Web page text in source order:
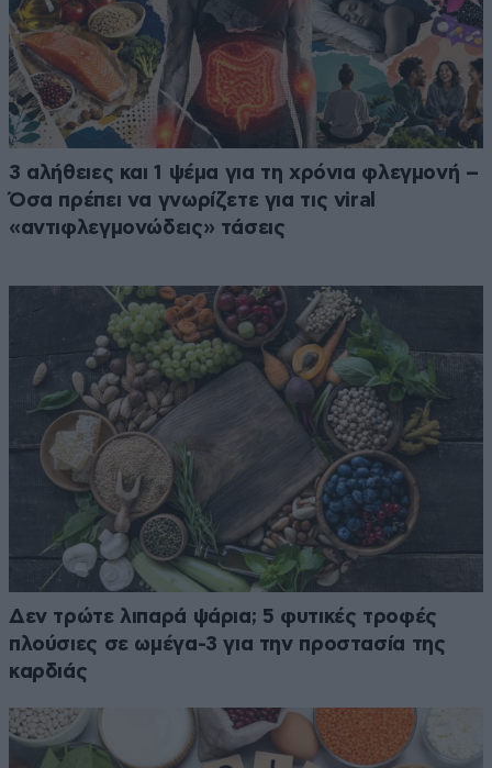
3 αλήθειες και 1 ψέμα για τη χρόνια φλεγμονή –
Όσα πρέπει να γνωρίζετε για τις viral
«αντιφλεγμονώδεις» τάσεις
Δεν τρώτε λιπαρά ψάρια; 5 φυτικές τροφές
πλούσιες σε ωμέγα-3 για την προστασία της
καρδιάς